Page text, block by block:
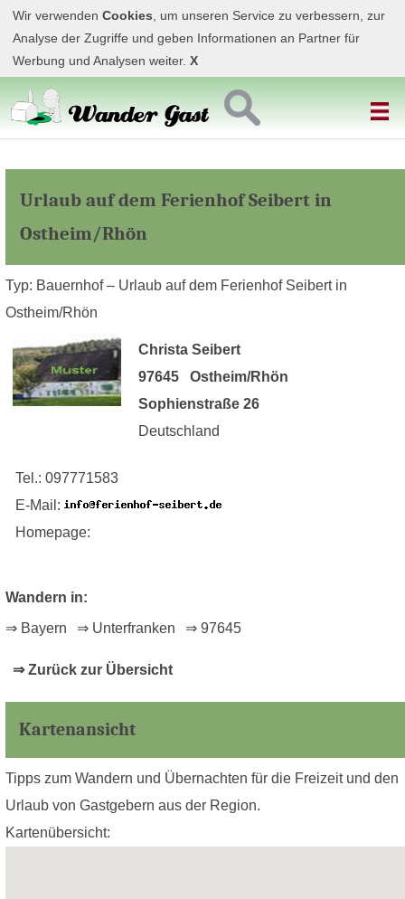
Wir verwenden Cookies , um unseren Service zu verbessern, zur
Analyse der Zugriffe und geben Informationen an Partner für
Werbung und Analysen weiter. X
Urlaub auf dem Ferienhof Seibert in
Ostheim/Rhön
Typ: Bauernhof – Urlaub auf dem Ferienhof Seibert in
Ostheim/Rhön
Christa Seibert
97645 Ostheim/Rhön
Sophienstraße 26
Deutschland
Tel.: 097771583
E-Mail:
Homepage:
Wandern in:
⇒ Bayern ⇒ Unterfranken ⇒ 97645
⇒ Zurück zur Übersicht
Kartenansicht
Tipps zum Wandern und Übernachten für die Freizeit und den
Urlaub von Gastgebern aus der Region.
Kartenübersicht: